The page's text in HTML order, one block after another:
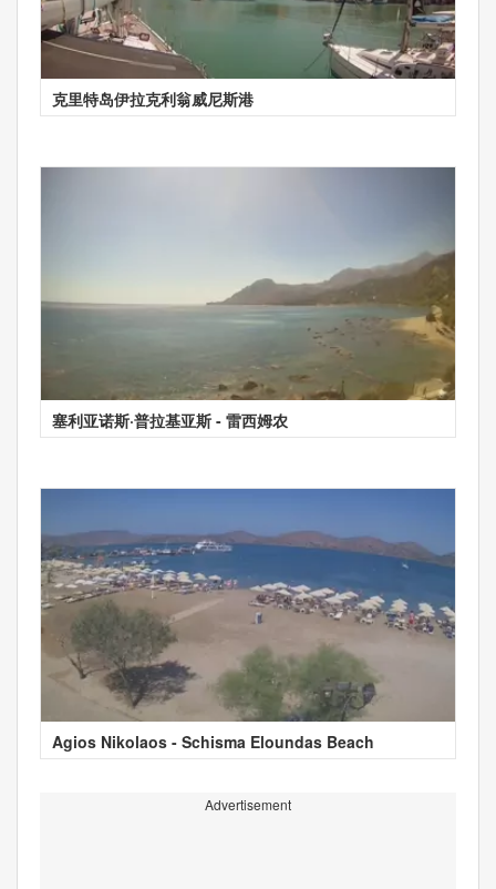
克里特岛伊拉克利翁威尼斯港
塞利亚诺斯·普拉基亚斯 - 雷西姆农
Agios Nikolaos - Schisma Eloundas Beach
Advertisement